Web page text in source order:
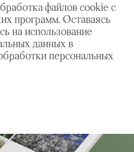
файлов cookie с
программ. Оставаясь
на использование
данных в
персональных